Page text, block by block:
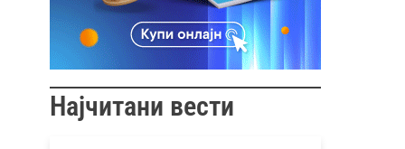
Најчитани вести